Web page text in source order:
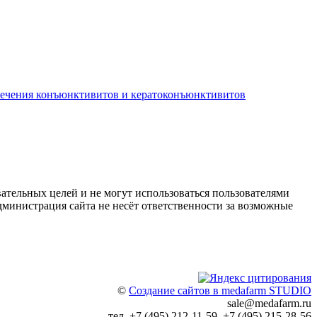
конъюнктивитов и кератоконъюнктивитов
целей и не могут использоваться пользователями
сайта не несёт ответственности за возможные
© Создание сайтов в medafarm STUDIO
sale@medafarm.ru